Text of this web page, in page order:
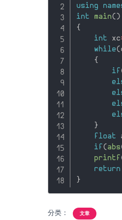
using
int
main()
{
int xc
while(
{
if
}
float
if (abs
printf
return
}
分类： 文章